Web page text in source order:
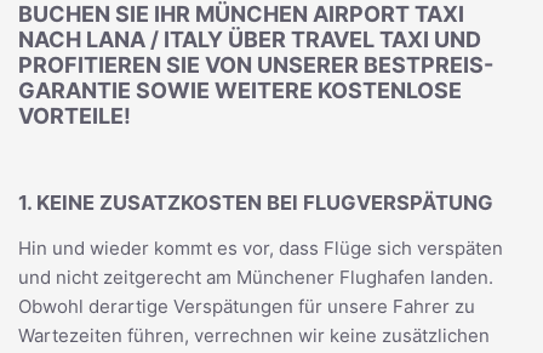
BUCHEN SIE IHR MÜNCHEN AIRPORT TAXI
NACH LANA / ITALY ÜBER TRAVEL TAXI UND
PROFITIEREN SIE VON UNSERER BESTPREIS-
GARANTIE SOWIE WEITERE KOSTENLOSE
VORTEILE!
1. KEINE ZUSATZKOSTEN BEI FLUGVERSPÄTUNG
Hin und wieder kommt es vor, dass Flüge sich verspäten
und nicht zeitgerecht am Münchener Flughafen landen.
Obwohl derartige Verspätungen für unsere Fahrer zu
Wartezeiten führen, verrechnen wir keine zusätzlichen